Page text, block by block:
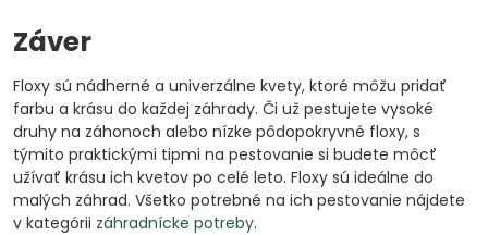
Záver
Floxy sú nádherné a univerzálne kvety, ktoré môžu pridať
farbu a krásu do každej záhrady. Či už pestujete vysoké
druhy na záhonoch alebo nízke pôdopokryvné floxy, s
týmito praktickými tipmi na pestovanie si budete môcť
užívať krásu ich kvetov po celé leto. Floxy sú ideálne do
malých záhrad. Všetko potrebné na ich pestovanie nájdete
v kategórii záhradnícke potreby.